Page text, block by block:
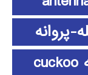
پروانه
الگوریتم جستجوی فاخته cuckoo